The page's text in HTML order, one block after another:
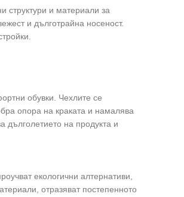
структури и материали за
и дълготрайна носеност.
обувки. Чехлите се
опора на краката и намалява
на продукта и
екологични алтернативи,
отразяват постепенното